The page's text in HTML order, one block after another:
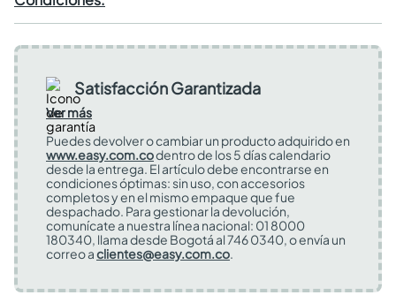
Satisfacción Garantizada
Ver más
Puedes devolver o cambiar un producto adquirido en
www.easy.com.codentro de los 5 días calendario
desde la entrega. El artículo debe encontrarse en
condiciones óptimas: sin uso, con accesorios
completos y en el mismo empaque que fue
despachado. Para gestionar la devolución,
comunícate a nuestra línea nacional: 01 8000
180340, llama desde Bogotá al 746 0340, o envía un
correo aclientes@easy.com.co.